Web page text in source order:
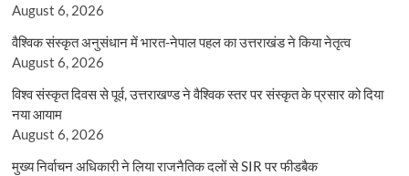
August 6, 2026
वैश्विक संस्कृत अनुसंधान में भारत-नेपाल पहल का उत्तराखंड ने किया नेतृत्व
August 6, 2026
विश्व संस्कृत दिवस से पूर्व, उत्तराखण्ड ने वैश्विक स्तर पर संस्कृत के प्रसार को दिया
नया आयाम
August 6, 2026
मुख्य निर्वाचन अधिकारी ने लिया राजनैतिक दलों से SIR पर फीडबैक